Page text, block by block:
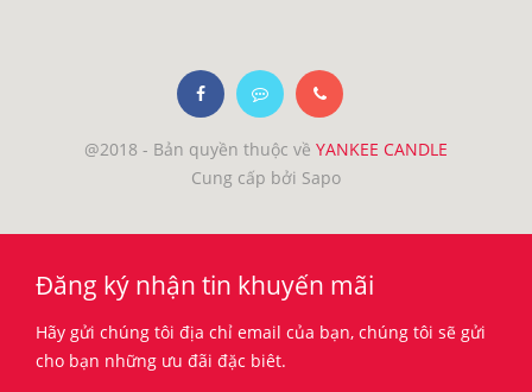
@2018 - Bản quyền thuộc về YANKEE CANDLE
Cung cấp bởi Sapo
Đăng ký nhận tin khuyến mãi
Hãy gửi chúng tôi địa chỉ email của bạn, chúng tôi sẽ gửi
cho bạn những ưu đãi đặc biêt.